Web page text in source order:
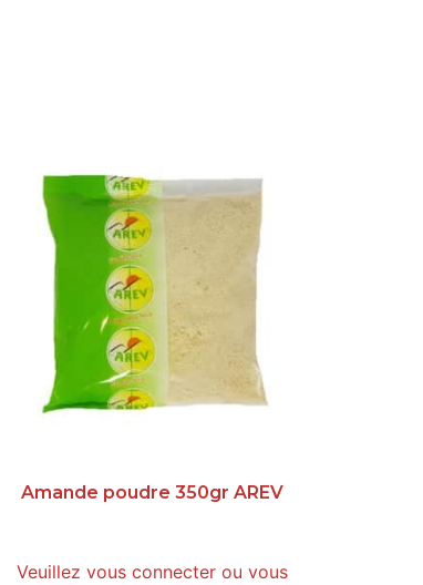
Amande poudre 350gr AREV
Veuillez vous connecter ou vous